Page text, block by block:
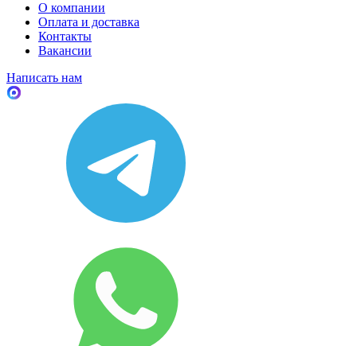
О компании
Оплата и доставка
Контакты
Вакансии
Написать нам